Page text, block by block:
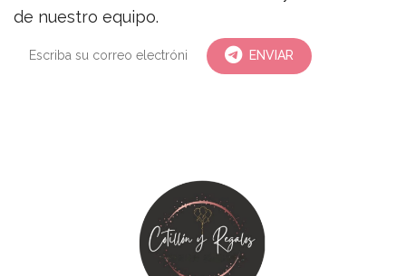
de nuestro equipo.
ENVIAR